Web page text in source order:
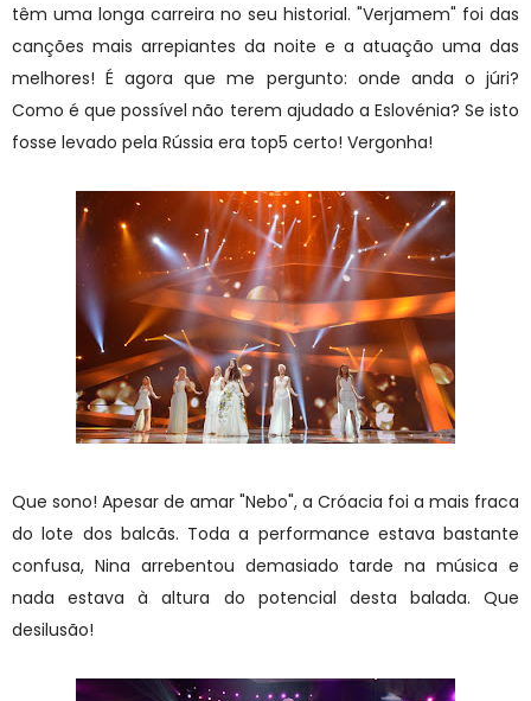
têm uma longa carreira no seu historial. "Verjamem" foi das
canções mais arrepiantes da noite e a atuação uma das
melhores! É agora que me pergunto: onde anda o júri?
Como é que possível não terem ajudado a Eslovénia? Se isto
fosse levado pela Rússia era top5 certo! Vergonha!
Que sono! Apesar de amar "Nebo", a Cróacia foi a mais fraca
do lote dos balcãs. Toda a performance estava bastante
confusa, Nina arrebentou demasiado tarde na música e
nada estava à altura do potencial desta balada. Que
desilusão!